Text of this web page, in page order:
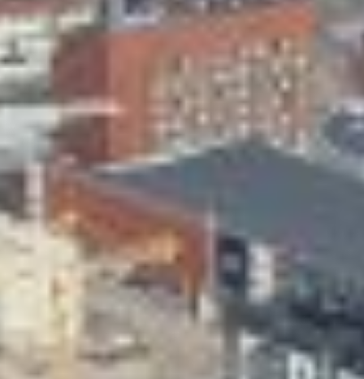
Skeittihalli
Varhaiskasvatus
Ateria- ja välipalamaksut
Mämminiemi
Taideapteekki
Kirjasto
Valon Kaupunki